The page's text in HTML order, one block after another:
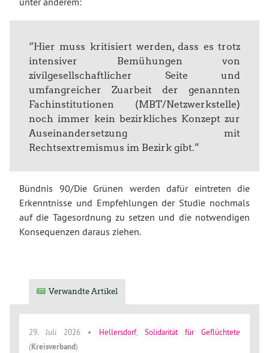
“Hier muss kritisiert werden, dass es trotz
intensiver Bemühungen von
zivilgesellschaftlicher Seite und
umfangreicher Zuarbeit der genannten
Fachinstitutionen (MBT/Netzwerkstelle)
noch immer kein bezirkliches Konzept zur
Auseinandersetzung mit
Rechtsextremismus im Bezirk gibt.”
Bündnis 90/Die Grünen werden dafür eintreten die
Erkenntnisse und Empfehlungen der Studie nochmals
auf die Tagesordnung zu setzen und die notwendigen
Konsequenzen daraus ziehen.
Verwandte Artikel
29. Juli 2026 • Hellersdorf, Solidarität für Geflüchtete
(Kreisverband)